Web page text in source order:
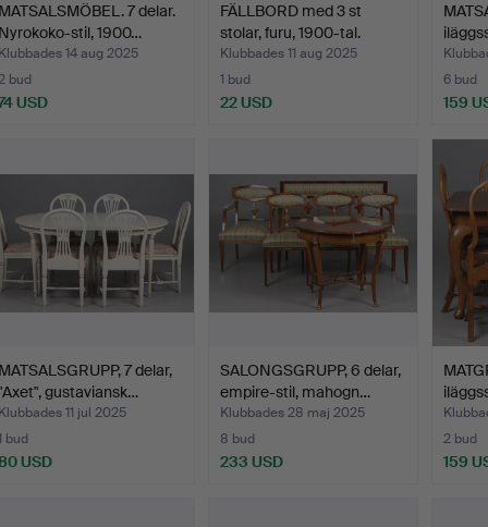
MATSALSMÖBEL. 7 delar.
Nyrokoko-stil, 1900…
Klubbades 14 aug 2025
bud
USD
FÄLLBORD med 3 st
stolar, furu, 1900-tal.
Klubbades 11 aug 2025
1 bud
22 USD
6 bud
159
MATSALSGRUPP, 7 delar,
gustaviansk…
Klubbades 11 jul 2025
bud
USD
SALONGSGRUPP, 6 delar,
empire-stil, mahogn…
Klubbades 28 maj 2025
8 bud
233 USD
2 bud
159